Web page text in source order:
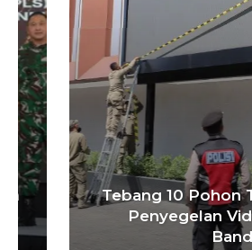
Tebang 10 Pohon
Penyegelan
Bandung…